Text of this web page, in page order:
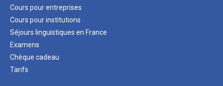
Cours pour entreprises
Cours pour institutions
Séjours linguistiques en France
Examens
Chèque cadeau
Tarifs